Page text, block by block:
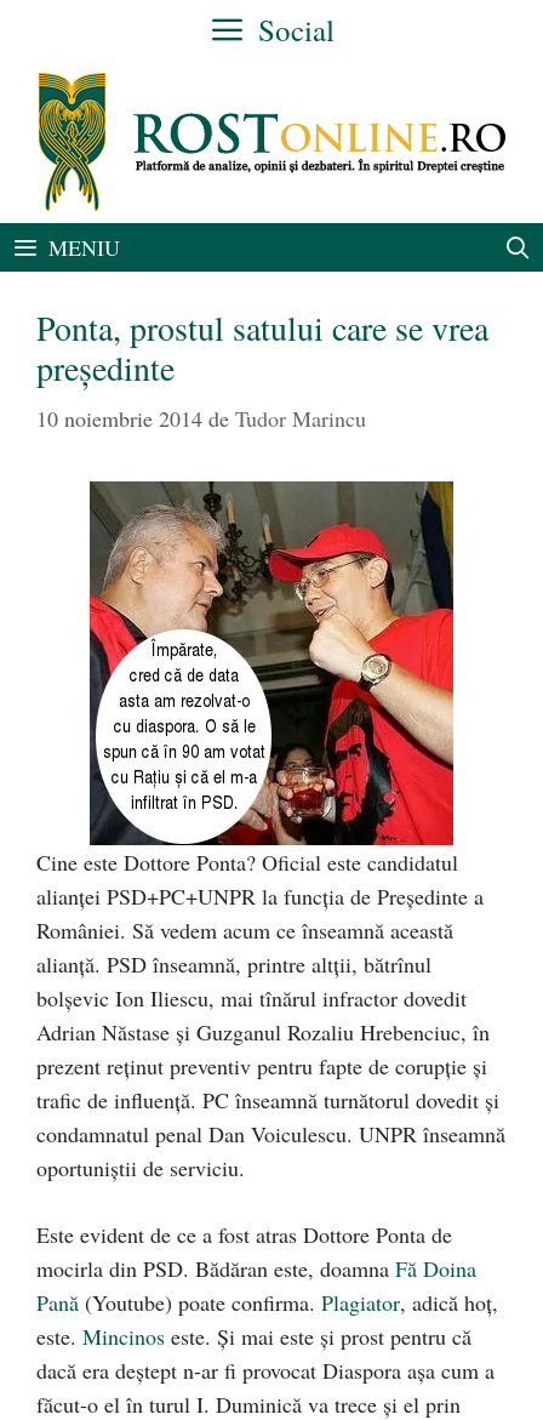
conținut
Social
MENIU
Ponta, prostul satului care se vrea
președinte
10 noiembrie 2014 de Tudor Marincu
Cine este Dottore Ponta? Oficial este candidatul
alianței PSD+PC+UNPR la funcția de Președinte a
României. Să vedem acum ce înseamnă această
alianță. PSD înseamnă, printre altții, bătrînul
bolșevic Ion Iliescu, mai tînărul infractor dovedit
Adrian Năstase și Guzganul Rozaliu Hrebenciuc, în
prezent reținut preventiv pentru fapte de corupție și
trafic de influență. PC înseamnă turnătorul dovedit și
condamnatul penal Dan Voiculescu. UNPR înseamnă
oportuniștii de serviciu.
Este evident de ce a fost atras Dottore Ponta de
mocirla din PSD. Bădăran este, doamna Fă Doina
Pană (Youtube) poate confirma. Plagiator, adică hoț,
este. Mincinos este. Și mai este și prost pentru că
dacă era deștept n-ar fi provocat Diaspora așa cum a
făcut-o el în turul I. Duminică va trece și el prin